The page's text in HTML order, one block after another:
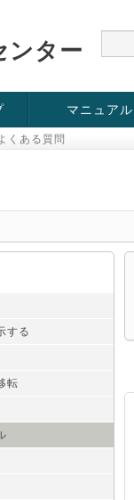
ンター
情報
マニュアル
くある質問
する
転